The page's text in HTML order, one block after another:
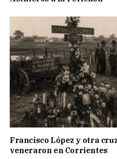
Francisco López y otra
veneraron en Corrientes